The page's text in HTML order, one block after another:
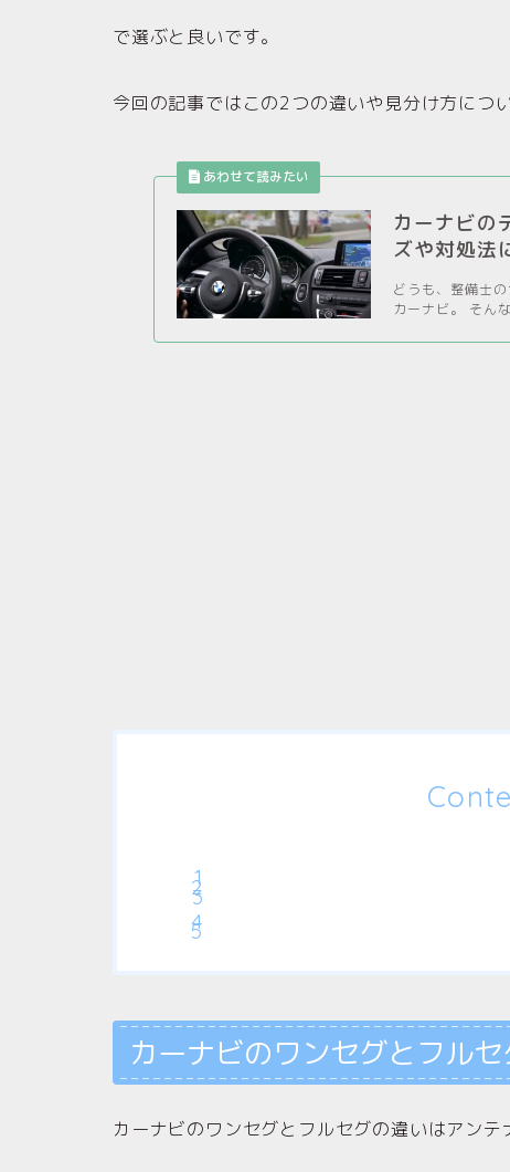
で選ぶと良いです。
今回の記事ではこの2つの違いや見分け方につ
カーナビの
ズや対処法
どうも、整備士
カーナビ。 そん
カーナビのワンセグとフル
カーナビのワンセグとフルセグの違いはアンテ